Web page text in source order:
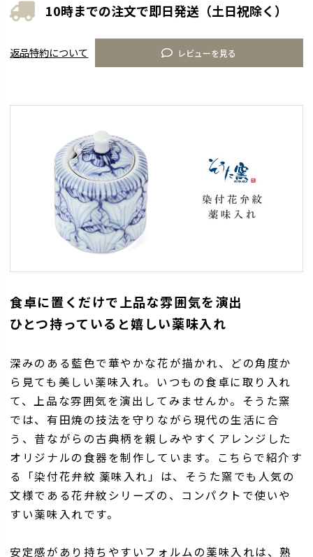
10時までの注文で即日発送（土日祝除く）
レビューを見る
返品特約について
食卓に置くだけで上品な雰囲気を演出
ひとつ持っていると嬉しい薬味入れ
深みのある藍色で華やかな花が描かれ、どの角度か
ら見ても美しい薬味入れ。いつもの食卓に取り入れ
て、上品な雰囲気を演出してみませんか。そうた窯
では、有田焼の技法を守りながら現代の生活に合
う、昔ながらの古典柄を親しみやすくアレンジした
オリジナルの食器を制作しています。こちらで紹介す
る「染付花弁紋 薬味入れ」は、そうた窯でも人気の
文様である花弁紋シリーズの、コンパクトで使いや
すい薬味入れです。
安定感があり持ちやすいフォルムの薬味入れは、熟